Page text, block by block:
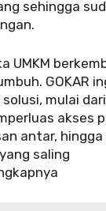
sehingga
UMKM
GOKAR
mulai
akses
antar,
saling